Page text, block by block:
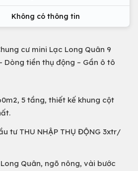
Không có thông tin
cư mini Lạc Long Quân 9
Dòng tiền thụ động – Gần ô tô
5 tầng, thiết kế khung cột
THU NHẬP THỤ ĐỘNG 3xtr/
Quân, ngõ nông, vài bước